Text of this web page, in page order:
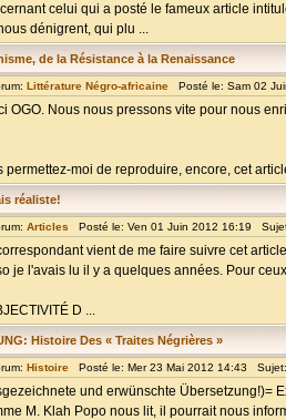
celui qui a posté le fameux article
dénigrent, qui plu ...
de la Résistance à la Renaissance
Littérature Négro-africaine Posté le: Sam 02
OGO. Nous nous pressons vite pour nous
permettez-moi de reproduire, encore, cet
réaliste!
Articles Posté le: Ven 01 Juin 2012 16:19
vient de me faire suivre cet
je l'avais lu il y a quelques années. Pour
D ...
Histoire Des « Traites Négrières »
Histoire Posté le: Mer 23 Mai 2012 14:43
und erwünschte Übersetzung!)=
M. Klah Popo nous lit, il pourrait nous